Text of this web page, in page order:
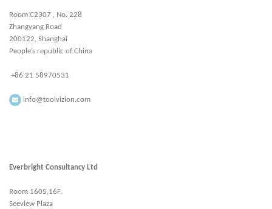
Room C2307 , No. 228
Zhangyang Road
200122, Shanghai
People’s republic of China
+86 21 58970531
info@toolvizion.com
Everbright Consultancy Ltd
Room 1605,16F.
Seeview Plaza